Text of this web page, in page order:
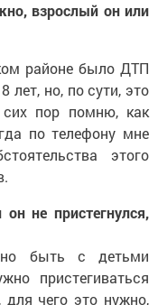
взрослый он или
районе было ДТП
лет, но, по сути, это
пор помню, как
по телефону мне
этого
не пристегнулся,
быть с детьми
пристегиваться
для чего это нужно,